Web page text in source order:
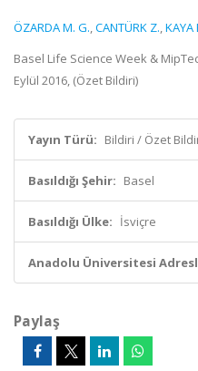
ÖZARDA M. G.,CANTÜRK Z.,KAYA
Basel Life Science Week &
Eylül 2016, (Özet Bildiri)
Yayın Türü: Bildiri / Özet
Basıldığı Şehir: Basel
Basıldığı Ülke: İsviçre
Anadolu Üniversitesi
Paylaş